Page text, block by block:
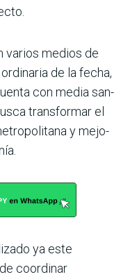
varios medios de
de la fecha,
con media san­
transformar el
y mejo­
ya este
coor­dinar